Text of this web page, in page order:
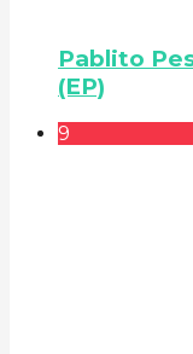
Pablito
(EP)
9